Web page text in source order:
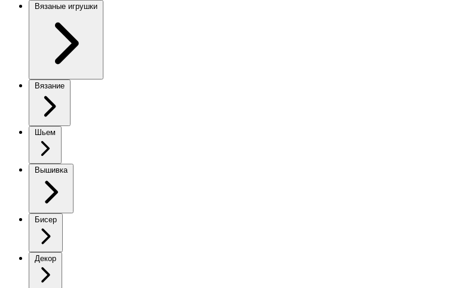
Вязаные игрушки
Вязание
Шьем
Вышивка
Бисер
Декор